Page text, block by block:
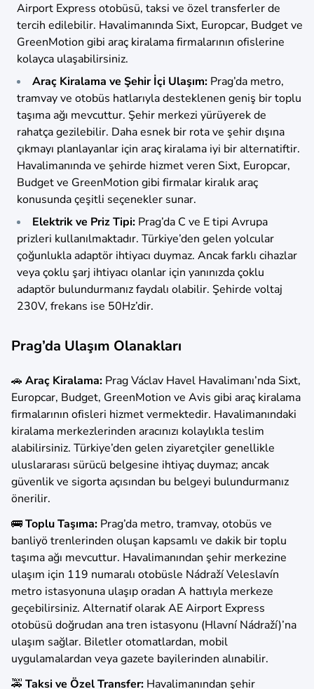
Airport Express otobüsü, taksi ve özel transferler de
tercih edilebilir. Havalimanında Sixt, Europcar, Budget ve
GreenMotion gibi araç kiralama firmalarının ofislerine
kolayca ulaşabilirsiniz.
Araç Kiralama ve Şehir İçi Ulaşım: Prag’da metro,
tramvay ve otobüs hatlarıyla desteklenen geniş bir toplu
taşıma ağı mevcuttur. Şehir merkezi yürüyerek de
rahatça gezilebilir. Daha esnek bir rota ve şehir dışına
çıkmayı planlayanlar için araç kiralama iyi bir alternatiftir.
Havalimanında ve şehirde hizmet veren Sixt, Europcar,
Budget ve GreenMotion gibi firmalar kiralık araç
konusunda çeşitli seçenekler sunar.
Elektrik ve Priz Tipi: Prag’da C ve E tipi Avrupa
prizleri kullanılmaktadır. Türkiye’den gelen yolcular
çoğunlukla adaptör ihtiyacı duymaz. Ancak farklı cihazlar
veya çoklu şarj ihtiyacı olanlar için yanınızda çoklu
adaptör bulundurmanız faydalı olabilir. Şehirde voltaj
230V, frekans ise 50Hz’dir.
Prag’da Ulaşım Olanakları
🚗 Araç Kiralama: Prag Václav Havel Havalimanı’nda Sixt,
Europcar, Budget, GreenMotion ve Avis gibi araç kiralama
firmalarının ofisleri hizmet vermektedir. Havalimanındaki
kiralama merkezlerinden aracınızı kolaylıkla teslim
alabilirsiniz. Türkiye’den gelen ziyaretçiler genellikle
uluslararası sürücü belgesine ihtiyaç duymaz; ancak
güvenlik ve sigorta açısından bu belgeyi bulundurmanız
önerilir.
🚌Toplu Taşıma: Prag’da metro, tramvay, otobüs ve
banliyö trenlerinden oluşan kapsamlı ve dakik bir toplu
taşıma ağı mevcuttur. Havalimanından şehir merkezine
ulaşım için 119 numaralı otobüsle Nádraží Veleslavín
metro istasyonuna ulaşıp oradan A hattıyla merkeze
geçebilirsiniz. Alternatif olarak AE Airport Express
otobüsü doğrudan ana tren istasyonu (Hlavní Nádraží)’na
ulaşım sağlar. Biletler otomatlardan, mobil
uygulamalardan veya gazete bayilerinden alınabilir.
🚕 Taksi ve Özel Transfer: Havalimanından şehir